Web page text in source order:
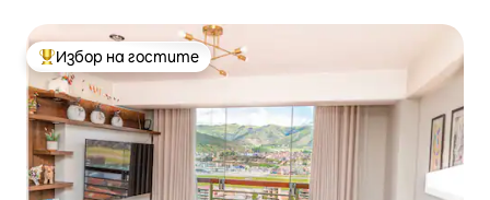
Най-популярен избор на гостите
Избор на гостите